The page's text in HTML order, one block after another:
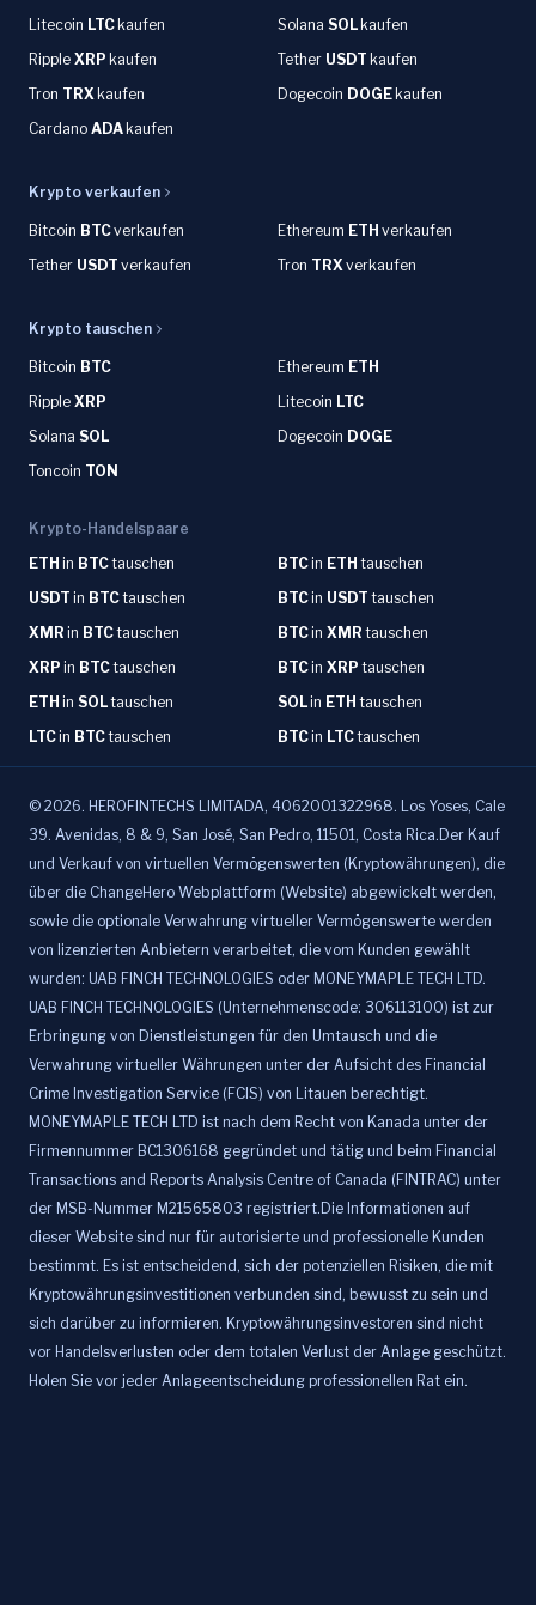
Litecoin LTC kaufen Solana SOL kaufen
Ripple XRP kaufen Tether USDT kaufen
Tron TRX kaufen Dogecoin DOGE kaufen
Cardano ADA kaufen
Krypto verkaufen
Bitcoin BTCverkaufen Ethereum ETH verkaufen
Tether USDT verkaufen Tron TRXverkaufen
Krypto tauschen
Bitcoin BTC Ethereum ETH
Ripple XRP Litecoin LTC
Solana SOL Dogecoin DOGE
Toncoin TON
Krypto-Handelspaare
ETH in BTCtauschen BTCin ETH tauschen
USDT in BTCtauschen BTCin USDT tauschen
XMR in BTCtauschen BTCin XMR tauschen
XRP in BTCtauschen BTCin XRP tauschen
ETH in SOLtauschen SOLin ETH tauschen
LTCin BTCtauschen BTCin LTCtauschen
© 2026. HEROFINTECHS LIMITADA, 4062001322968. Los Yoses, Cale
39. Avenidas, 8 & 9, San José, San Pedro, 11501, Costa Rica.Der Kauf
und Verkauf von virtuellen Vermögenswerten (Kryptowährungen), die
über die ChangeHero Webplattform (Website) abgewickelt werden,
sowie die optionale Verwahrung virtueller Vermögenswerte werden
von lizenzierten Anbietern verarbeitet, die vom Kunden gewählt
wurden: UAB FINCH TECHNOLOGIES oder MONEYMAPLE TECH LTD.
UAB FINCH TECHNOLOGIES (Unternehmenscode: 306113100) ist zur
Erbringung von Dienstleistungen für den Umtausch und die
Verwahrung virtueller Währungen unter der Aufsicht des Financial
Crime Investigation Service (FCIS) von Litauen berechtigt.
MONEYMAPLE TECH LTD ist nach dem Recht von Kanada unter der
Firmennummer BC1306168 gegründet und tätig und beim Financial
Transactions and Reports Analysis Centre of Canada (FINTRAC) unter
der MSB-Nummer M21565803 registriert.Die Informationen auf
dieser Website sind nur für autorisierte und professionelle Kunden
bestimmt. Es ist entscheidend, sich der potenziellen Risiken, die mit
Kryptowährungsinvestitionen verbunden sind, bewusst zu sein und
sich darüber zu informieren. Kryptowährungsinvestoren sind nicht
vor Handelsverlusten oder dem totalen Verlust der Anlage geschützt.
Holen Sie vor jeder Anlageentscheidung professionellen Rat ein.